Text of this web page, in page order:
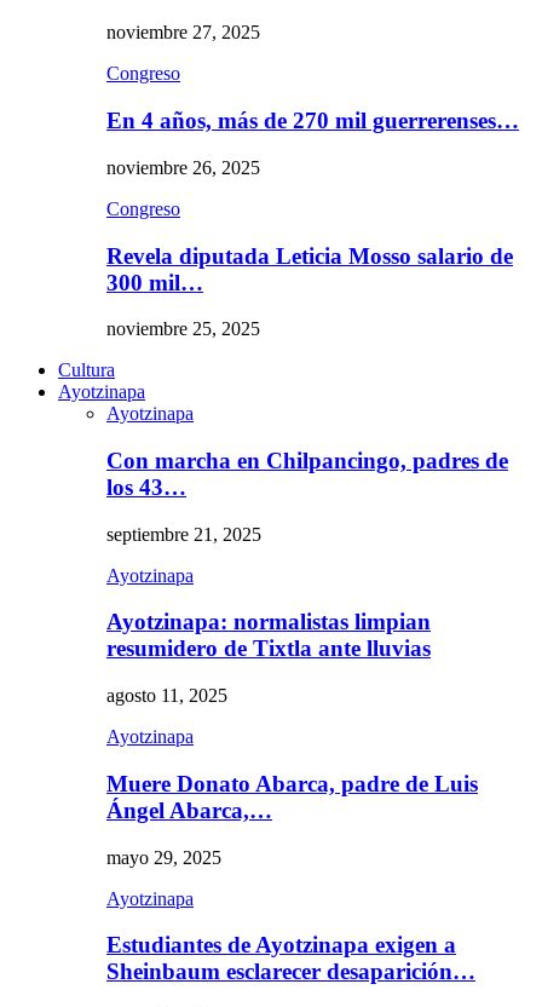
noviembre 27, 2025
Congreso
En 4 años, más de 270 mil guerrerenses…
noviembre 26, 2025
Congreso
Revela diputada Leticia Mosso salario de
300 mil…
noviembre 25, 2025
Cultura
Ayotzinapa
Ayotzinapa
Con marcha en Chilpancingo, padres de
los 43…
septiembre 21, 2025
Ayotzinapa
Ayotzinapa: normalistas limpian
resumidero de Tixtla ante lluvias
agosto 11, 2025
Ayotzinapa
Muere Donato Abarca, padre de Luis
Ángel Abarca,…
mayo 29, 2025
Ayotzinapa
Estudiantes de Ayotzinapa exigen a
Sheinbaum esclarecer desaparición…